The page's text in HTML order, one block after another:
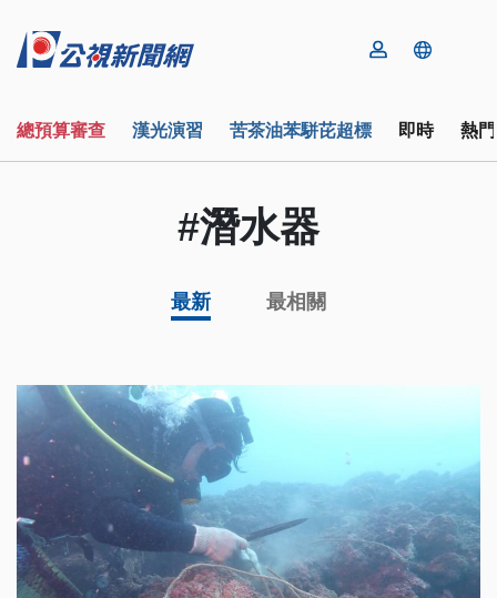
總預算審查 漢光演習 苦茶油苯駢芘超標 即時 熱
#潛水器
最新 最相關